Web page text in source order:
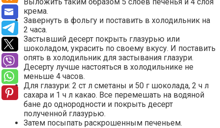
крема.
Завернуть в фольгу и поставить в холодильник на
2 часа.
Застывший десерт покрыть глазурью или
шоколадом, украсить по своему вкусу. И поставить
опять в холодильник для застывания глазури.
Десерту лучше настояться в холодильнике не
меньше 4 часов.
Для глазури: 2 ст л сметаны и 50 г шоколада, 2 ч л
сахара и 1 ч л какао. Все перемешать на водяной
бане до однородности и покрыть десерт
полученной глазурью.
Затем посыпать раскрошенным печеньем.